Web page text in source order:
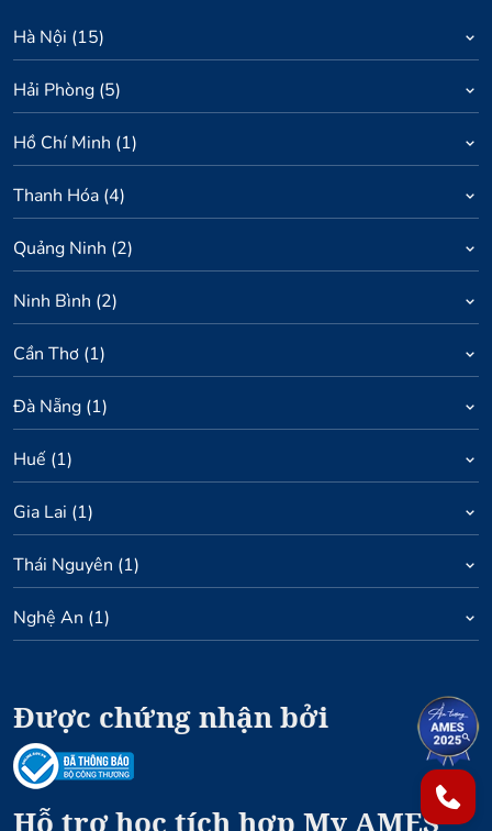
Hà Nội (15)
Hải Phòng (5)
Hồ Chí Minh (1)
Thanh Hóa (4)
Quảng Ninh (2)
Ninh Bình (2)
Cần Thơ (1)
Đà Nẵng (1)
Huế (1)
Gia Lai (1)
Thái Nguyên (1)
Nghệ An (1)
Được chứng nhận bởi
Hỗ trợ học tích hợp My AMES